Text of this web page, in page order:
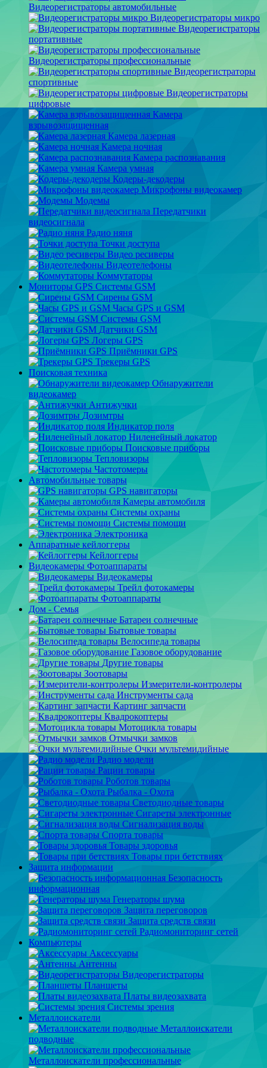
Видеорегистраторы автомобильные
Видеорегистраторы микро
Видеорегистраторы
портативные
Видеорегистраторы профессиональные
Видеорегистраторы
спортивные
Видеорегистраторы
цифровые
Камера
взрывозащищенная
Камера лазерная
Камера ночная
Камера распознавания
Камера умная
Кодеры-декодеры
Микрофоны видеокамер
Модемы
Передатчики
видеосигнала
Радио няня
Точки доступа
Видео ресиверы
Видеотелефоны
Коммутаторы
Мониторы GPS Системы GSM
Сирены GSM
Часы GPS и GSM
Системы GSM
Датчики GSM
Логеры GPS
Приёмники GPS
Трекеры GPS
Поисковая техника
Обнаружители
видеокамер
Антижучки
Дозимтры
Индикатор поля
Ниленейный локатор
Поисковые приборы
Тепловизоры
Частотомеры
Автомобильные товары
GPS навигаторы
Камеры автомобиля
Системы охраны
Системы помощи
Электроника
Аппаратные кейлоггеры
Кейлоггеры
Видеокамеры Фотоаппараты
Видеокамеры
Трейл фотокамеры
Фотоаппараты
Дом - Семья
Батареи солнечные
Бытовые товары
Велосипеда товары
Газовое оборудование
Другие товары
Зоотовары
Измерители-контролеры
Инструменты сада
Картинг запчасти
Квадрокоптеры
Мотоцикла товары
Отмычки замков
Очки мультемидийные
Радио модели
Рации товары
Роботов товары
Рыбалка - Охота
Светодиодные товары
Сигареты электронные
Сигнализация воды
Спорта товары
Товары здоровья
Товары при бетствиях
Защита информации
Безопасность
информационная
Генераторы шума
Защита переговоров
Защита средств связи
Радиомониторинг сетей
Компьютеры
Аксессуары
Антенны
Видеорегистраторы
Планшеты
Платы видеозахвата
Системы зрения
Металлоискатели
Металлоискатели
подводные
Металлоискатели профессиональные